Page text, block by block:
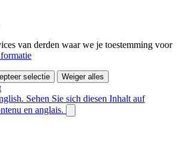
van derden waar we je toestemming voor
selectie Weiger alles
Sehen Sie sich diesen Inhalt auf
en anglais.